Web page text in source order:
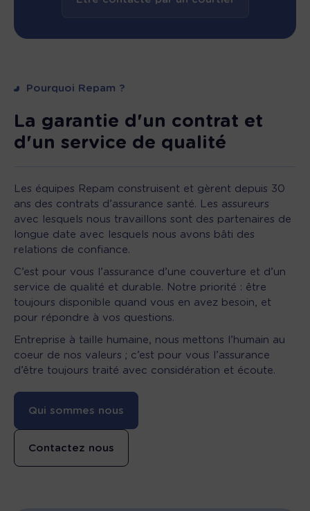
Pourquoi Repam ?
La garantie d'un contrat et
d'un service de qualité
Les équipes Repam construisent et gèrent depuis 30
ans des contrats d’assurance santé. Les assureurs
avec lesquels nous travaillons sont des partenaires de
longue date avec lesquels nous avons bâti des
relations de confiance.
C’est pour vous l’assurance d’une couverture et d’un
service de qualité et durable. Notre priorité : être
toujours disponible quand vous en avez besoin, et
pour répondre à vos questions.
Entreprise à taille humaine, nous mettons l’humain au
coeur de nos valeurs ; c’est pour vous l’assurance
d’être toujours traité avec considération et écoute.
Qui sommes nous
Contactez nous